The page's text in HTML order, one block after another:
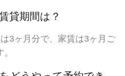
貸期間は？
3ヶ月分で、家賃は3ヶ月ご